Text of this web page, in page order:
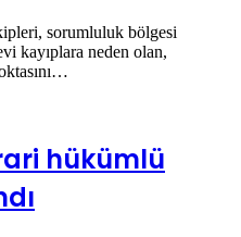
sorumluluk bölgesi
kayıplara neden olan,
hükümlü